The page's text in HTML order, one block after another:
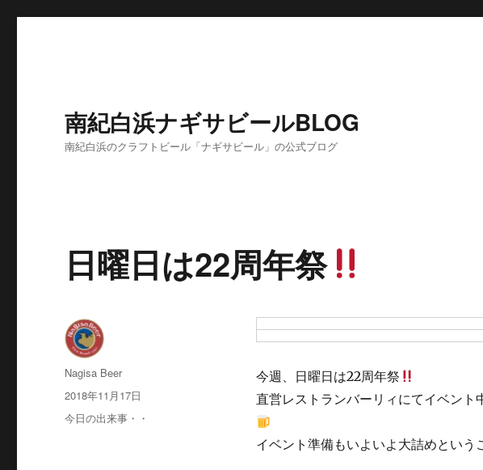
南紀白浜ナギサビールBLOG
南紀白浜のクラフトビール「ナギサビール」の公式ブログ
日曜日は22周年祭
今週、日曜日は22周年祭
直営レストランバーリィにてイベン
イベント準備もいよいよ大詰めという
投
稿
Nagisa Beer
投
稿
日:
2018年11月17日
カ
今日の出来事・・